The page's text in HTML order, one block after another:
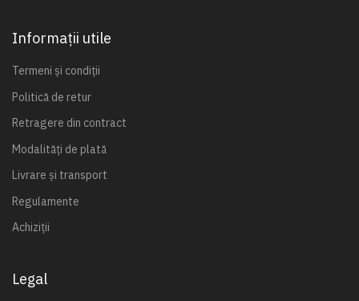
Informații utile
Termeni și condiții
Politică de retur
Retragere din contract
Modalități de plată
Livrare și transport
Regulamente
Achiziții
Legal